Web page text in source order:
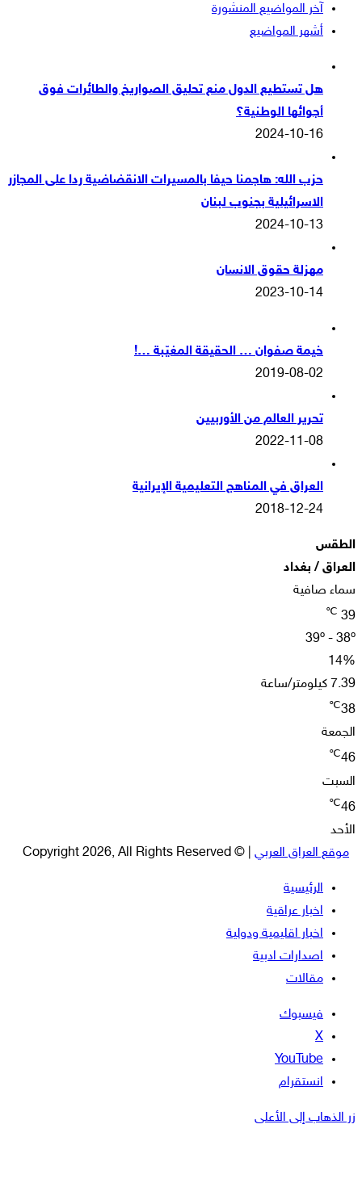
آخر المواضيع المنشورة
أشهر المواضيع
هل تستطيع الدول منع تحليق الصواريخ والطائرات فوق
أجوائها الوطنية؟
2024-10-16
حزب الله: هاجمنا حيفا بالمسيرات الانقضاضية ردا على المجازر
الاسرائيلية بجنوب لبنان
2024-10-13
مهزلة حقوق الانسان
2023-10-14
خيمة صفوان … الحقيقة المغيّبة …!
2019-08-02
تحرير العالم من الأوربيين
2022-11-08
العراق في المناهج التعليمية الإيرانية
2018-12-24
الطقس
العراق / بغداد
سماء صافية
39
℃
39º - 38º
14%
7.39 كيلومتر/ساعة
38
℃
الجمعة
46
℃
السبت
46
℃
الأحد
موقع العراق العربي | © Copyright 2026, All Rights Reserved
الرئيسية
اخبار عراقية
اخبار اقليمية ودولية
اصدارات ادبية
مقالات
فيسبوك
‫X
‫YouTube
انستقرام
زر الذهاب إلى الأعلى